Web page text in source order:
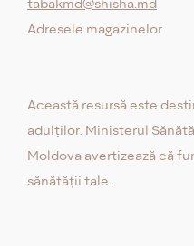
tabakmd@shisha.md
Adresele magazinelor
Această resursă este
adulților. Ministerul
Moldova avertizează că
sănătății tale.